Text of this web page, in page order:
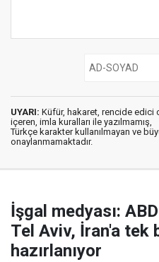
UYARI: Küfür, hakaret, rencide edici
içeren, imla kuralları ile yazılmamış,
Türkçe karakter kullanılmayan ve
onaylanmamaktadır.
İşgal medyası:
Tel Aviv, İran'a tek
hazırlanıyor